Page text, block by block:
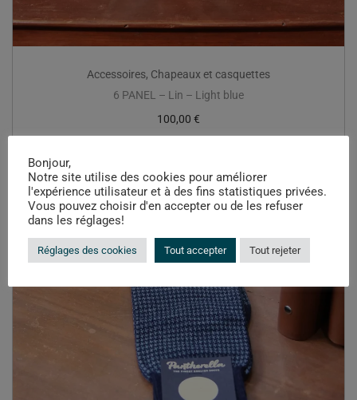
Accessoires, Chapeaux et casquettes
6 PANEL – Lin – Light blue
100,00 €
Bonjour,
Notre site utilise des cookies pour améliorer
l'expérience utilisateur et à des fins statistiques privées.
Vous pouvez choisir d'en accepter ou de les refuser
dans les réglages!
Réglages des cookies Tout accepter Tout rejeter